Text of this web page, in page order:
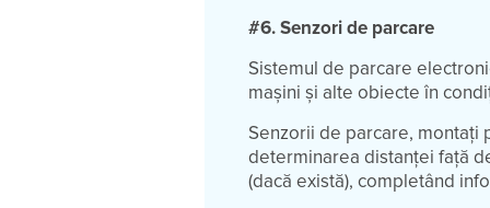
#6. Senzori de parcare
Sistemul de parcare
mașini și alte obiecte în
Senzorii de parcare, montați
determinarea distanței față
(dacă există), completând